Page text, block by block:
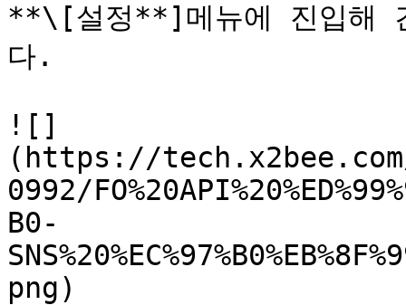
**\[설정**]메뉴에 진입해
다.
![]
(https://
0992/
B0-
png)